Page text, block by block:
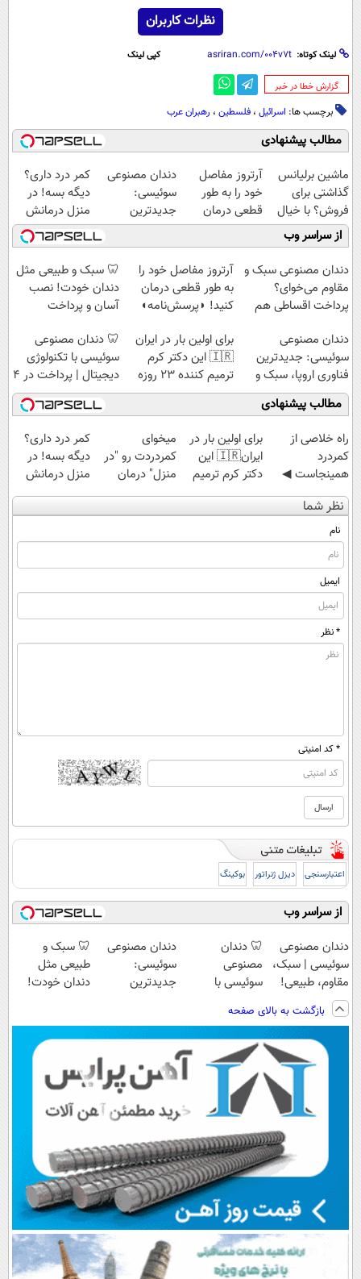
نظرات کاربران
لینک کوتاه: کپی لینک
‌گزارش خطا در خبر
برچسب ها: اسرائیل ، فلسطین ، رهبران عرب
مطالب پیشنهادی
ماشین برلیانس
گذاشتی برای
فروش؟ با خیال
راحت بفروش
آرتروز مفاصل
خود را به طور
قطعی درمان
کنید!
◗پرسش‌نامه◖
دندان مصنوعی
سوئیسی:
جدیدترین
فناوری اروپا،
سبک و مقاوم |
پرداخت قسطی
کمر درد داری؟
دیگه بسه! در
منزل درمانش
کن
(◀پرسش‌نامه)
از سراسر وب
دندان مصنوعی سبک و
مقاوم می‌خوای؟
پرداخت اقساطی هم
آرتروز مفاصل خود را
به طور قطعی درمان
کنید! ◗پرسش‌نامه◖
🦷 سبک و طبیعی مثل
دندان خودت! نصب
آسان و پرداخت
دندان مصنوعی
سوئیسی: جدیدترین
فناوری اروپا، سبک و
مقاوم | پرداخت
قسطی
برای اولین بار در ایران
🇮🇷 این دکتر کرم
ترمیم کننده 23 روزه
ساخت!
🦷 دندان مصنوعی
سوئیسی با تکنولوژی
دیجیتال | پرداخت در 4
قسط |📍 تهران
مطالب پیشنهادی
‌راه خلاصی از
کمردرد
همینجاست ◀
فقط کافیه فرم
رو پر کنی!
برای اولین بار در
ایران🇮🇷 این
دکتر کرم ترمیم
کننده 23 روزه
ساخت!
میخوای
کمردردت رو "در
منزل" درمان
کنی؟ (◂فیلم +
◂پرسش‌نامه)
کمر درد داری؟
دیگه بسه! در
منزل درمانش
کن
(◀پرسش‌نامه)
نظر شما
نام
ایمیل
* نظر
* کد امنیتی
اعتبارسنجی دیزل ژنراتور بوکینگ
از سراسر وب
دندان مصنوعی
سوئیسی | سبک،
مقاوم، طبیعی!
ویزیت
رایگان+پرداخت
اقساطی😍
🦷 دندان
مصنوعی
سوئیسی با
دیجیتال |
پرداخت در 4
قسط |📍 تهران
دندان مصنوعی
سوئیسی:
جدیدترین
پرداخت قسطی
🦷 سبک و
طبیعی مثل
دندان خودت!
💳 📍 تهران
بازگشت به بالای صفحه